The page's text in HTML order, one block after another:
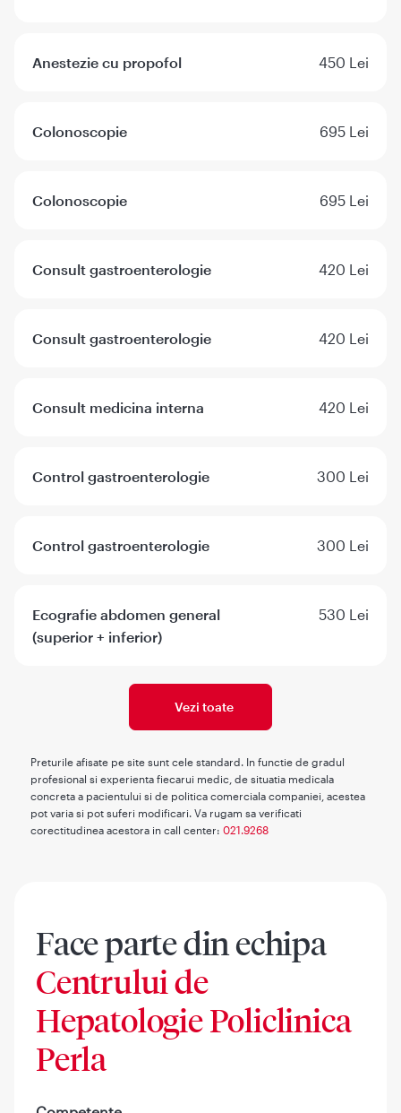
Anestezie cu propofol 450 Lei
Colonoscopie 695 Lei
Colonoscopie 695 Lei
Consult gastroenterologie 420 Lei
Consult gastroenterologie 420 Lei
Consult medicina interna 420 Lei
Control gastroenterologie 300 Lei
Control gastroenterologie 300 Lei
Ecografie abdomen general
(superior + inferior)
530 Lei
Vezi toate
Preturile afisate pe site sunt cele standard. In functie de gradul
profesional si experienta fiecarui medic, de situatia medicala
concreta a pacientului si de politica comerciala companiei, acestea
pot varia si pot suferi modificari. Va rugam sa verificati
corectitudinea acestora in call center: 021.9268
Face parte din echipa
Centrului de
Hepatologie Policlinica
Perla